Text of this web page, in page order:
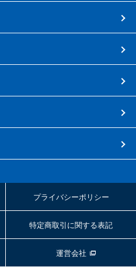
プライバシーポリシー
特定商取引に関する表記
運営会社